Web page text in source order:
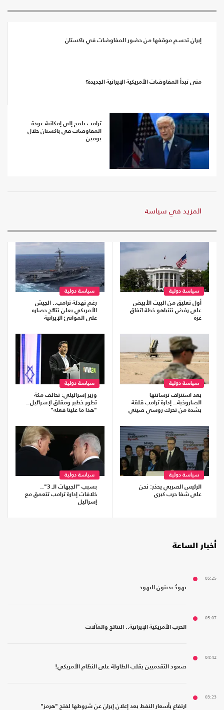
إيران تحسم موقفها من حضور المفاوضات في باكستان
متى تبدأ المفاوضات الأمريكية الإيرانية الجديدة؟
ترامب يلمح إلى إمكانية عودة
المفاوضات في باكستان خلال
يومين
المزيد في سياسة
سياسة دولية
أول تعليق من البيت الأبيض
على رفض نتنياهو خطة اتفاق
غزة
سياسة دولية
رغم تهدئة ترامب.. الجيش
الأمريكي يعلن نتائج حصاره
على الموانئ الإيرانية
سياسة دولية
بعد استنزاف ترسانتها
الصاروخية.. إدارة ترامب قلقة
بشدة من تحرك روسي صيني
سياسة دولية
وزير إسرائيلي: تحالف مكة
تطور خطير ومقلق لإسرائيل..
"هذا ما علينا فعله"
سياسة دولية
الرئيس الصربي يحذر: نحن
على شفا حرب كبرى
سياسة دولية
بسبب "الجبهات الـ 3"..
خلافات إدارة ترامب تتعمق مع
إسرائيل
أخبار الساعة
05:25
يهودٌ يدينون اليهود
05:07
الحرب الأمريكية الإيرانية.. النتائج والمآلات
04:42
صعود التقدميين يقلب الطاولة على النظام الأمريكي!
03:23
ارتفاع بأسعار النفط بعد إعلان إيران عن شروطها لفتح "هرمز"